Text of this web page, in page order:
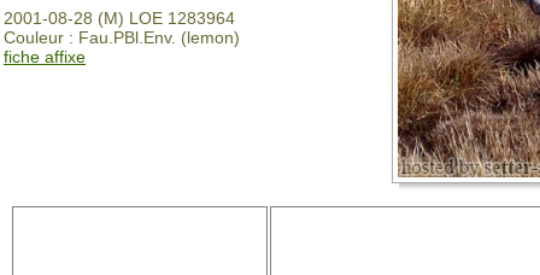
2001-08-28 (M) LOE 1283964
Couleur : Fau.PBl.Env. (lemon)
fiche affixe